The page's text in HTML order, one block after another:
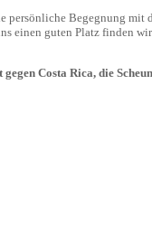
Begegnung
guten Platz finden
Costa Rica, die